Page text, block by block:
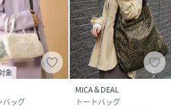
象
バッグ
MICA＆DEAL
トートバッグ